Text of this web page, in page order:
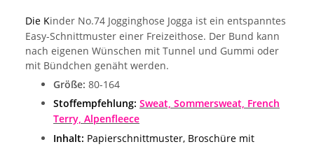
Die Kinder No.74 Jogginghose Jogga ist ein entspanntes
Easy-Schnittmuster einer Freizeithose. Der Bund kann
nach eigenen Wünschen mit Tunnel und Gummi oder
mit Bündchen genäht werden.
Größe: 80-164
Stoffempfehlung: Sweat, Sommersweat, French
Terry, Alpenfleece
Inhalt: Papierschnittmuster, Broschüre mit